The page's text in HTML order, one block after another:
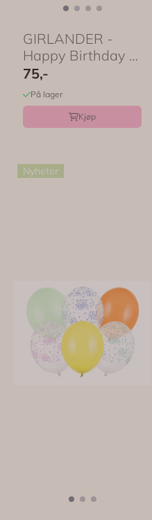
GIRLANDER -
Happy Birthday -
Pastellmix -
PartyDeco
75,-
På lager
Kjøp
Nyheter